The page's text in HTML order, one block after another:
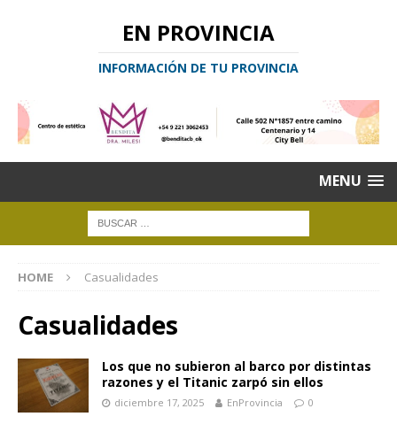
EN PROVINCIA
INFORMACIÓN DE TU PROVINCIA
MENU
HOME Casualidades
Casualidades
Los que no subieron al barco por distintas
razones y el Titanic zarpó sin ellos
diciembre 17, 2025 EnProvincia 0